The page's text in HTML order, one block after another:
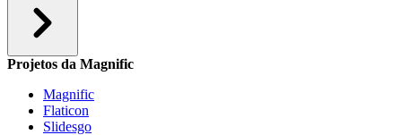
Projetos da Magnific
Magnific
Flaticon
Slidesgo